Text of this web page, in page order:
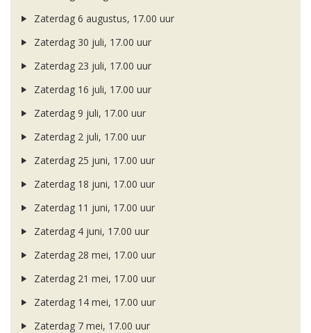
Zaterdag 6 augustus, 17.00 uur
Zaterdag 30 juli, 17.00 uur
Zaterdag 23 juli, 17.00 uur
Zaterdag 16 juli, 17.00 uur
Zaterdag 9 juli, 17.00 uur
Zaterdag 2 juli, 17.00 uur
Zaterdag 25 juni, 17.00 uur
Zaterdag 18 juni, 17.00 uur
Zaterdag 11 juni, 17.00 uur
Zaterdag 4 juni, 17.00 uur
Zaterdag 28 mei, 17.00 uur
Zaterdag 21 mei, 17.00 uur
Zaterdag 14 mei, 17.00 uur
Zaterdag 7 mei, 17.00 uur